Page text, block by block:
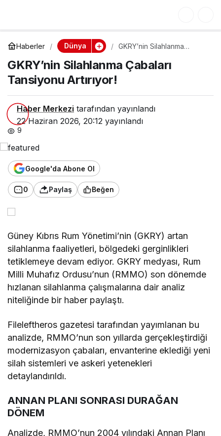
Haberler Dünya
GKRY’nin Silahlanma
Artırıyor!
GKRY’nin Silahlanma Çabaları
Tansiyonu Artırıyor!
Haber Merkezi tarafından yayınlandı
22 Haziran 2026, 20:12 yayınlandı
9
Google'da Abone Ol
0 Paylaş Beğen
Güney Kıbrıs Rum Yönetimi’nin (GKRY) artan
silahlanma faaliyetleri, bölgedeki gerginlikleri
tetiklemeye devam ediyor. GKRY medyası, Rum
Milli Muhafız Ordusu’nun (RMMO) son dönemde
hızlanan silahlanma çalışmalarına dair analiz
niteliğinde bir haber paylaştı.
Fileleftheros gazetesi tarafından yayımlanan bu
analizde, RMMO’nun son yıllarda gerçekleştirdiği
modernizasyon çabaları, envanterine eklediği yeni
silah sistemleri ve askeri yetenekleri
detaylandırıldı.
ANNAN PLANI SONRASI DURAĞAN
DÖNEM
Analizde, RMMO’nun 2004 yılındaki Annan Planı